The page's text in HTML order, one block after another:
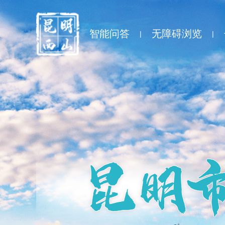
智能问答 | 无障碍浏览 |